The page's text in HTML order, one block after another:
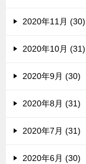
2020年11月 (30)
2020年10月 (31)
2020年9月 (30)
2020年8月 (31)
2020年7月 (31)
2020年6月 (30)